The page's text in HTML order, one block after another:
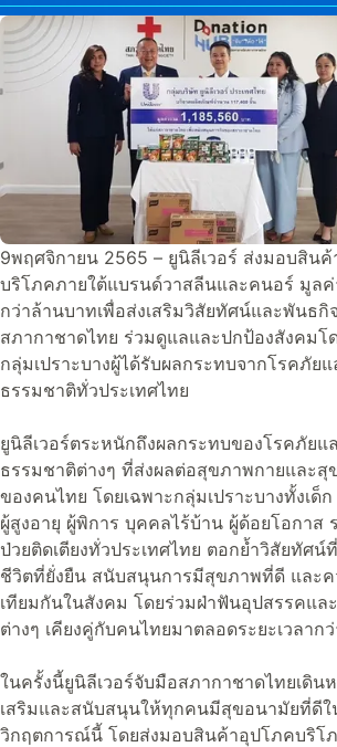
9พฤศจิกายน 2565 – ยูนิลีเวอร์ ส่งมอบสิน
บริโภคภายใต้แบรนด์วาสลีนและคนอร์ มูลค่
กว่าล้านบาทเพื่อส่งเสริมวิสัยทัศน์และพันธกิจ
สภากาชาดไทย ร่วมดูแลและปกป้องสังคมโ
กลุ่มเปราะบางผู้ได้รับผลกระทบจากโรคภัย
ธรรมชาติทั่วประเทศไทย
ยูนิลีเวอร์ตระหนักถึงผลกระทบของโรคภัยแ
ธรรมชาติต่างๆ ที่ส่งผลต่อสุขภาพกายและสุ
ของคนไทย โดยเฉพาะกลุ่มเปราะบางทั้งเด็ก
ผู้สูงอายุ ผู้พิการ บุคคลไร้บ้าน ผู้ด้อยโอกาส
ป่วยติดเตียงทั่วประเทศไทย ตอกย้ำวิสัยทัศน์
ชีวิตที่ยั่งยืน สนับสนุนการมีสุขภาพที่ดี และค
เทียมกันในสังคม โดยร่วมฝ่าฟันอุปสรรคแล
ต่างๆ เคียงคู่กับคนไทยมาตลอดระยะเวลาก
ในครั้งนี้ยูนิลีเวอร์จับมือสภากาชาดไทยเดิน
เสริมและสนับสนุนให้ทุกคนมีสุขอนามัยที่ดีใ
วิกฤตการณ์นี้ โดยส่งมอบสินค้าอุปโภคบริโ